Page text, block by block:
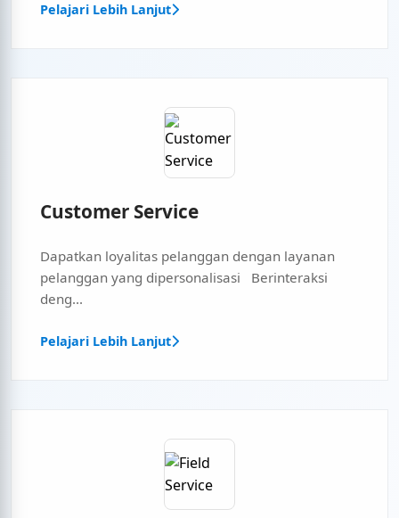
Pelajari Lebih Lanjut
Customer Service
Dapatkan loyalitas pelanggan dengan layanan
pelanggan yang dipersonalisasi Berinteraksi
deng...
Pelajari Lebih Lanjut